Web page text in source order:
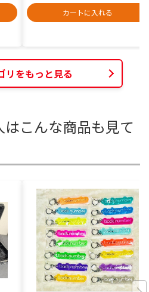
カートに入れる
リをもっと見る
こんな商品も見て